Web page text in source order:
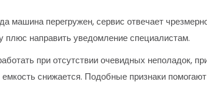
машина перегружен, сервис отвечает
плюс направить уведомление специалистам.
при отсутствии очевидных неполадок,
снижается. Подобные признаки